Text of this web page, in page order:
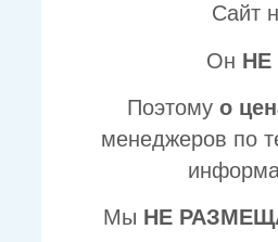
Сайт
Он НЕ
Поэтому о
менеджеров по
Мы НЕ